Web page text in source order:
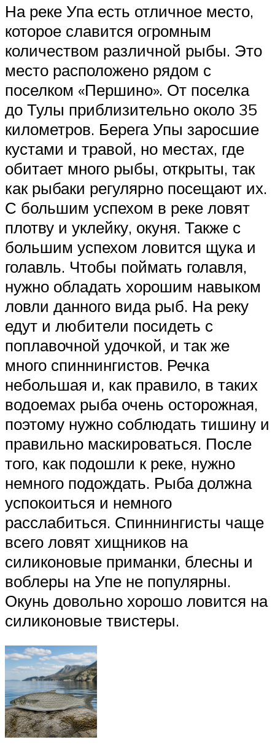
На реке Упа есть отличное место,
которое славится огромным
количеством различной рыбы. Это
место расположено рядом с
поселком «Першино». От поселка
до Тулы приблизительно около 35
километров. Берега Упы заросшие
кустами и травой, но местах, где
обитает много рыбы, открыты, так
как рыбаки регулярно посещают их.
С большим успехом в реке ловят
плотву и уклейку, окуня. Также с
большим успехом ловится щука и
голавль. Чтобы поймать голавля,
нужно обладать хорошим навыком
ловли данного вида рыб. На реку
едут и любители посидеть с
поплавочной удочкой, и так же
много спиннингистов. Речка
небольшая и, как правило, в таких
водоемах рыба очень осторожная,
поэтому нужно соблюдать тишину и
правильно маскироваться. После
того, как подошли к реке, нужно
немного подождать. Рыба должна
успокоиться и немного
расслабиться. Спиннингисты чаще
всего ловят хищников на
силиконовые приманки, блесны и
воблеры на Упе не популярны.
Окунь довольно хорошо ловится на
силиконовые твистеры.